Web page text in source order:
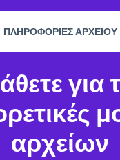
ΠΛΗΡΟΦΟΡΙΕΣ ΑΡΧΕΙΟΥ
για
αρχείων